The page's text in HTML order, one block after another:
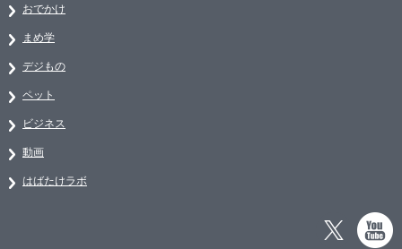
おでかけ
まめ学
デジもの
ペット
ビジネス
動画
はばたけラボ